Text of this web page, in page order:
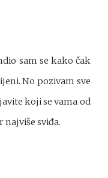
sam se kako čak
No pozivam sve
koji se vama od
najviše sviđa.